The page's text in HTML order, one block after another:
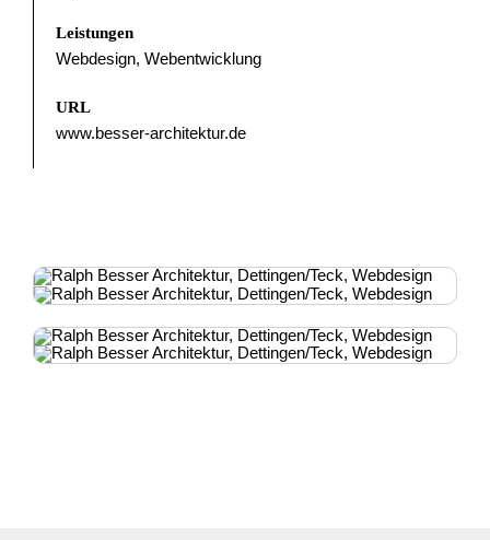
Leistungen
Webdesign, Webentwicklung
URL
www.besser-architektur.de